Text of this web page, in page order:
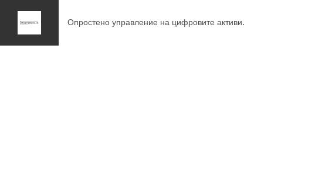
Опростено управление на цифровите активи.